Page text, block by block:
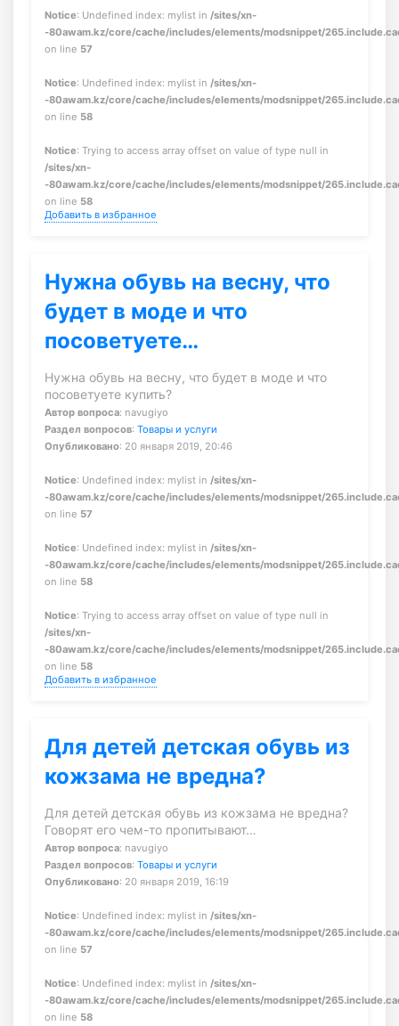
Notice: Undefined index: mylist in /sites/xn-
-80awam.kz/core/cache/includes/elements/modsnippet/
on line 57
Notice: Undefined index: mylist in /sites/xn-
-80awam.kz/core/cache/includes/elements/modsnippet/
on line 58
Notice: Trying to access array offset on value of type null in
/sites/xn-
-80awam.kz/core/cache/includes/elements/modsnippet/
on line 58
Добавить в избранное
Нужна обувь на весну, что
будет в моде и что
посоветуете…
Нужна обувь на весну, что будет в моде и что
посоветуете купить?
Автор вопроса: navugiyo
Раздел вопросов: Товары и услуги
Опубликовано: 20 января 2019, 20:46
Notice: Undefined index: mylist in /sites/xn-
-80awam.kz/core/cache/includes/elements/modsnippet/
on line 57
Notice: Undefined index: mylist in /sites/xn-
-80awam.kz/core/cache/includes/elements/modsnippet/
on line 58
Notice: Trying to access array offset on value of type null in
/sites/xn-
-80awam.kz/core/cache/includes/elements/modsnippet/
on line 58
Добавить в избранное
Для детей детская обувь из
кожзама не вредна?
Для детей детская обувь из кожзама не вредна?
Говорят его чем-то пропитывают…
Автор вопроса: navugiyo
Раздел вопросов: Товары и услуги
Опубликовано: 20 января 2019, 16:19
Notice: Undefined index: mylist in /sites/xn-
-80awam.kz/core/cache/includes/elements/modsnippet/
on line 57
Notice: Undefined index: mylist in /sites/xn-
-80awam.kz/core/cache/includes/elements/modsnippet/
on line 58